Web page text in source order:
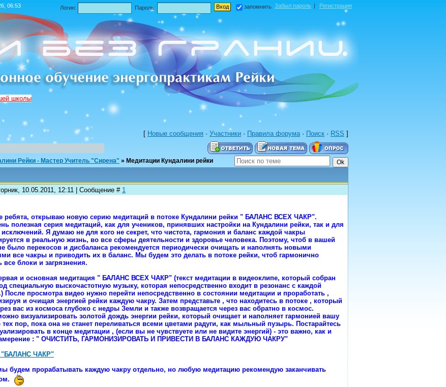
06:53 Логин: Пароль: запомнить Забыл пароль | Регистрация
школы
[ Новые сообщения · Участники · Правила форума · Поиск · RSS ]
Рейки - Мастер Учитель "Сирена" » Медитации Кундалини рейки
10.05.2011, 12:11 | Сообщение # 1
ребята, открываю новую серию медитаций в потоке Кундалини рейки " БАЛАНС ВСЕХ ЧАКР".
полезная серия медитаций, как для учеников, принявших настройки на Кундалини рейки, так и для
исключений. Я думаю не для кого не секрет, что чистота, гармония и баланс каждой чакры
в реальную жизнь, во все сферы деятельности и здоровье человека. Поэтому, чтоб в вашей
было перекосов и дисбаланса рекомендуется периодически очищать и наполнять новыми
все чакры и приводить их в баланс. Мы будем это делать в потоке рейки, чтоб гармонично
все блоки и загрязнения.
и основная медитация " БАЛАНС ВСЕХ ЧАКР" (текст медитации в видеоклипе, который собран
специальную выскочастотную музыку, которая непосредственно входит в резонанс с каждой
После просмотра видео нужно перейти непосредственно в состоянии медитации и проработать ,
и очищая энергией рейки каждую чакру. Затем представьте , что находитесь в потоке , который
вас из космоса глубоко с недры Земли и также возвращается через вас обратно в космос.
визуализировать золотой дождь энергии рейки, который очищает и наполняет гармонией вашу
тех пор, пока она не станет переливаться всеми цветами радуги, как мыльный пузырь. Постарайтесь
в конце медитации , (если вы не чувствуете или не видите энергий) - это важно, как и
: " ОЧИСТИТЬ, ГАРМОНИЗИРОВАТЬ И ПРИВЕСТИ В БАЛАНС КАЖДУЮ ЧАКРУ"
ЧАКР"
будем прорабатывать каждую чакру отдельно, но любую медитацию рекомендую заканчивать